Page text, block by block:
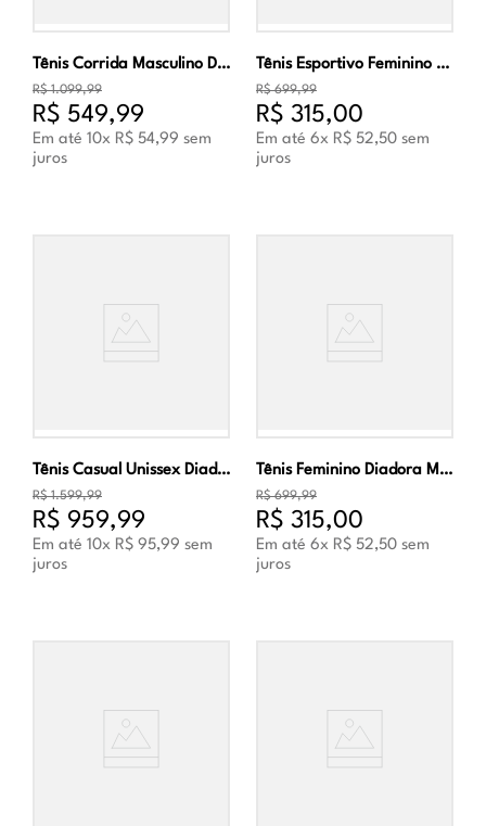
Tênis Corrida Masculino Diadora Frequenza 2 Azul e Branco
R$ 1.099,99
R$ 549,99
Em até 10x R$ 54,99 sem
juros
Tênis Esportivo Feminino Diadora Mythos Blushield 8 Vortice HIP W Preto
R$ 699,99
R$ 315,00
Em até 6x R$ 52,50 sem
juros
Tênis Casual Unissex Diadora B.560 Used Branco e Azul
R$ 1.599,99
R$ 959,99
Em até 10x R$ 95,99 sem
juros
Tênis Feminino Diadora Mythos Blushield 8 Vortice Clay Rosa
R$ 699,99
R$ 315,00
Em até 6x R$ 52,50 sem
juros